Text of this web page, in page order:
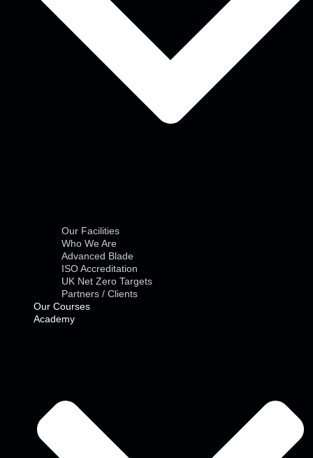
Our Facilities
Who We Are
Advanced Blade
ISO Accreditation
UK Net Zero Targets
Partners / Clients
Our Courses
Academy